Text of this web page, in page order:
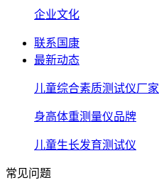
企业文化
联系国康
最新动态
儿童综合素质测试仪厂家
身高体重测量仪品牌
儿童生长发育测试仪
常见问题